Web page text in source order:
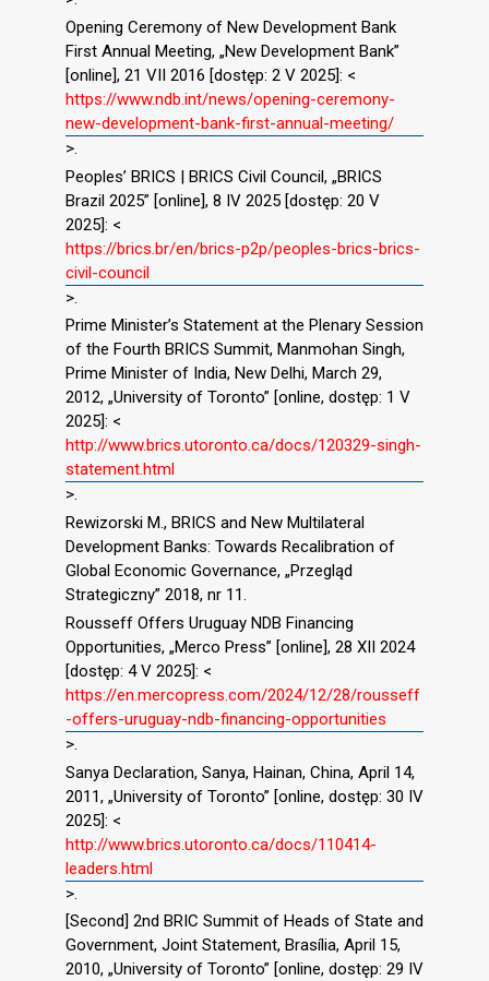
Opening Ceremony of New Development Bank
First Annual Meeting, „New Development Bank”
[online], 21 VII 2016 [dostęp: 2 V 2025]: <
https://www.ndb.int/news/opening-ceremony-
new-development-bank-first-annual-meeting/
>.
Peoples’ BRICS | BRICS Civil Council, „BRICS
Brazil 2025” [online], 8 IV 2025 [dostęp: 20 V
2025]: <
https://brics.br/en/brics-p2p/peoples-brics-brics-
civil-council
>.
Prime Minister’s Statement at the Plenary Session
of the Fourth BRICS Summit, Manmohan Singh,
Prime Minister of India, New Delhi, March 29,
2012, „University of Toronto” [online, dostęp: 1 V
2025]: <
http://www.brics.utoronto.ca/docs/120329-singh-
statement.html
>.
Rewizorski M., BRICS and New Multilateral
Development Banks: Towards Recalibration of
Global Economic Governance, „Przegląd
Strategiczny” 2018, nr 11.
Rousseff Offers Uruguay NDB Financing
Opportunities, „Merco Press” [online], 28 XII 2024
[dostęp: 4 V 2025]: <
https://en.mercopress.com/2024/12/28/rousseff
-offers-uruguay-ndb-financing-opportunities
>.
Sanya Declaration, Sanya, Hainan, China, April 14,
2011, „University of Toronto” [online, dostęp: 30 IV
2025]: <
http://www.brics.utoronto.ca/docs/110414-
leaders.html
>.
[Second] 2nd BRIC Summit of Heads of State and
Government, Joint Statement, Brasília, April 15,
2010, „University of Toronto” [online, dostęp: 29 IV